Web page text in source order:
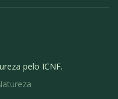
pelo ICNF.